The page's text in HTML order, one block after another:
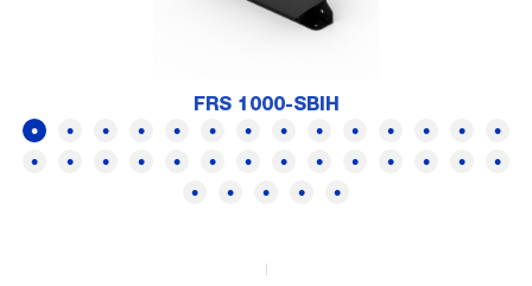
FRS 1000-SBIH